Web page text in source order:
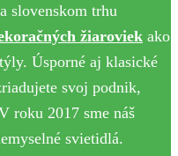
slovenskom trhu
žiaroviek ako
Úsporné aj klasické
svoj podnik,
roku 2017 sme náš
svietidlá.